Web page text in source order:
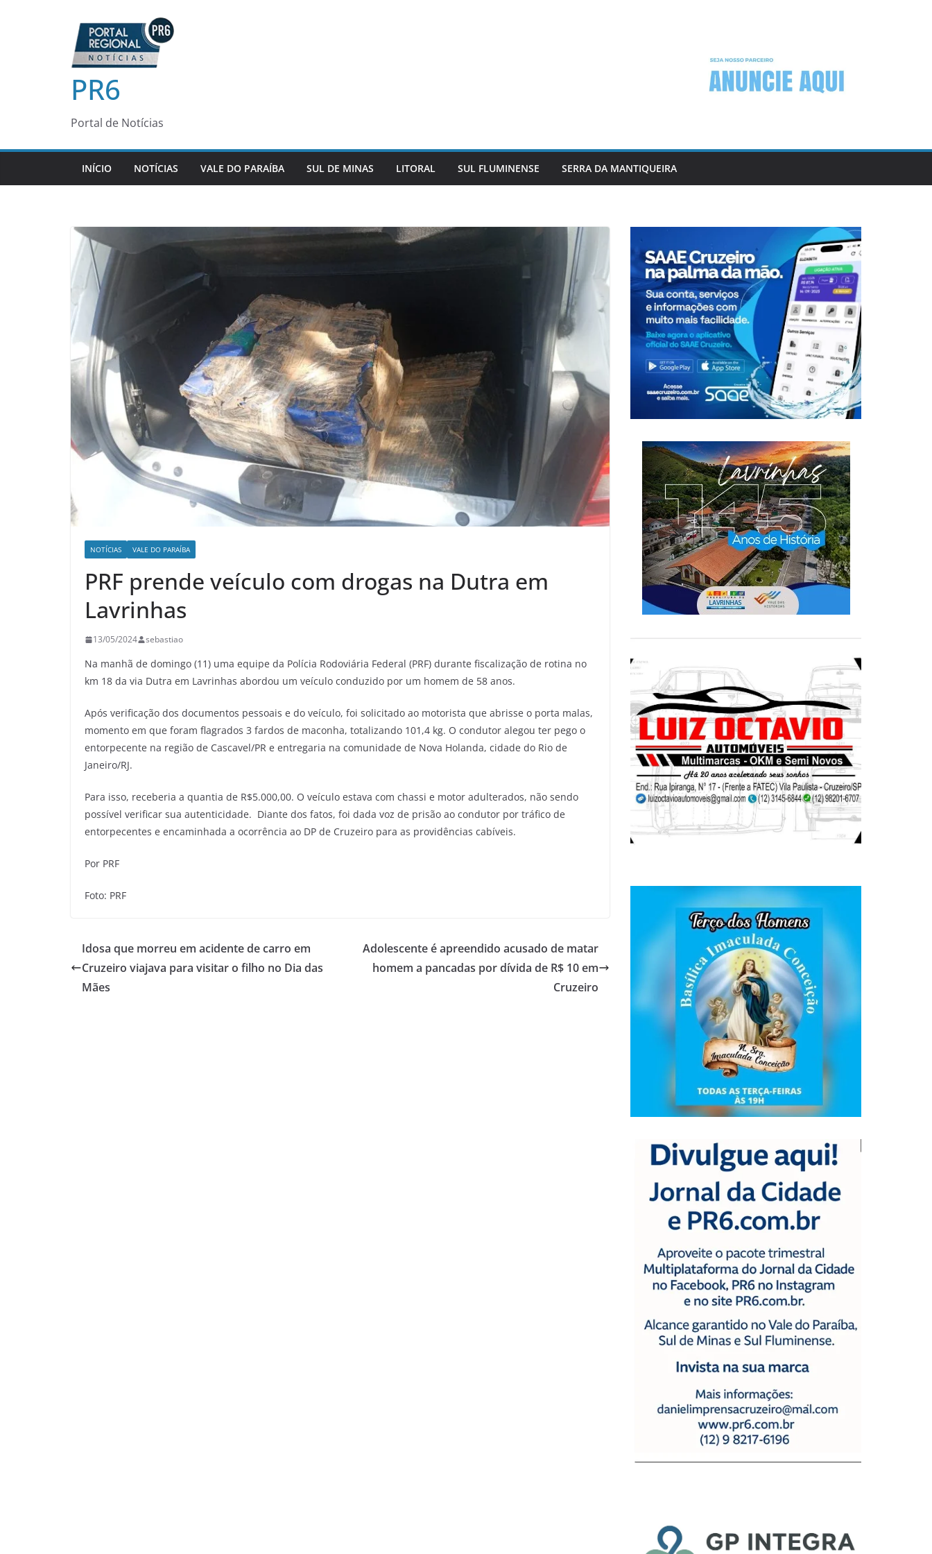
PR6
Portal de Notícias
INÍCIO NOTÍCIAS VALE DO PARAÍBA SUL DE MINAS LITORAL SUL FLUMINENSE SERRA DA MANTIQUEIRA
NOTÍCIAS VALE DO PARAÍBA
PRF prende veículo com drogas na Dutra em
Lavrinhas
13/05/2024 sebastiao
Na manhã de domingo (11) uma equipe da Polícia Rodoviária Federal (PRF) durante fiscalização de rotina no
km 18 da via Dutra em Lavrinhas abordou um veículo conduzido por um homem de 58 anos.
Após verificação dos documentos pessoais e do veículo, foi solicitado ao motorista que abrisse o porta malas,
momento em que foram flagrados 3 fardos de maconha, totalizando 101,4 kg. O condutor alegou ter pego o
entorpecente na região de Cascavel/PR e entregaria na comunidade de Nova Holanda, cidade do Rio de
Janeiro/RJ.
Para isso, receberia a quantia de R$5.000,00. O veículo estava com chassi e motor adulterados, não sendo
possível verificar sua autenticidade. Diante dos fatos, foi dada voz de prisão ao condutor por tráfico de
entorpecentes e encaminhada a ocorrência ao DP de Cruzeiro para as providências cabíveis.
Por PRF
Foto: PRF
Idosa que morreu em acidente de carro em
Cruzeiro viajava para visitar o filho no Dia das
Mães
Adolescente é apreendido acusado de matar
homem a pancadas por dívida de R$ 10 em
Cruzeiro